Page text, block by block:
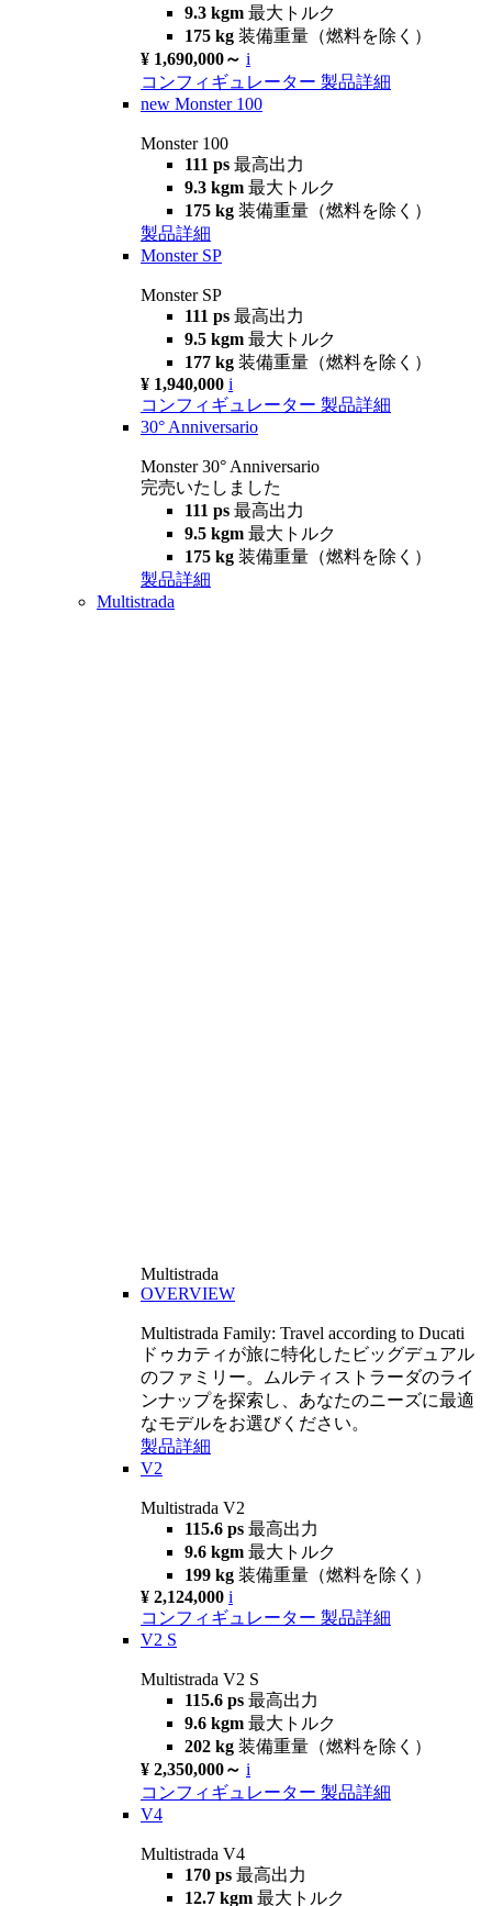
9.3 kgm 最大トルク
175 kg 装備重量（燃料を除く）
¥ 1,690,000～ i
コンフィギュレーター 製品詳細
new Monster 100
Monster 100
111 ps 最高出力
9.3 kgm 最大トルク
175 kg 装備重量（燃料を除く）
製品詳細
Monster SP
Monster SP
111 ps 最高出力
9.5 kgm 最大トルク
177 kg 装備重量（燃料を除く）
¥ 1,940,000 i
コンフィギュレーター 製品詳細
30° Anniversario
Monster 30° Anniversario
完売いたしました
111 ps 最高出力
9.5 kgm 最大トルク
175 kg 装備重量（燃料を除く）
製品詳細
Multistrada
Multistrada
OVERVIEW
Multistrada Family: Travel according to Ducati
ドゥカティが旅に特化したビッグデュアル
のファミリー。ムルティストラーダのライ
ンナップを探索し、あなたのニーズに最適
なモデルをお選びください。
製品詳細
V2
Multistrada V2
115.6 ps 最高出力
9.6 kgm 最大トルク
199 kg 装備重量（燃料を除く）
¥ 2,124,000 i
コンフィギュレーター 製品詳細
V2 S
Multistrada V2 S
115.6 ps 最高出力
9.6 kgm 最大トルク
202 kg 装備重量（燃料を除く）
¥ 2,350,000～ i
コンフィギュレーター 製品詳細
V4
Multistrada V4
170 ps 最高出力
12.7 kgm 最大トルク